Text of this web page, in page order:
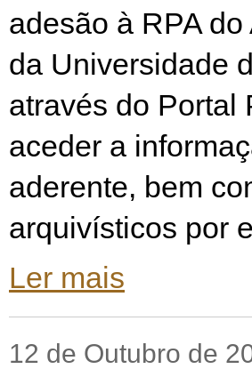
adesão à RPA
da Universidade
através do Portal
aceder a
aderente, bem
arquivísticos
Ler mais
12 de Outubro de